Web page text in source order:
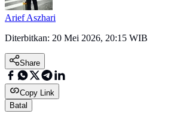
Arief Aszhari
Diterbitkan: 20 Mei 2026, 20:15 WIB
Share
Copy Link
Batal